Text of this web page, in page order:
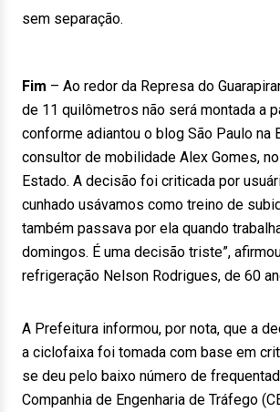
sem separação.
Fim – Ao redor da Represa do
de 11 quilômetros não será montada a
conforme adiantou o blog São Paulo na
consultor de mobilidade Alex Gomes,
Estado. A decisão foi criticada por
cunhado usávamos como treino de
também passava por ela quando
domingos. É uma decisão triste”,
refrigeração Nelson Rodrigues, de 60
A Prefeitura informou, por nota, que a
a ciclofaixa foi tomada com base em
se deu pelo baixo número de
Companhia de Engenharia de Tráfego